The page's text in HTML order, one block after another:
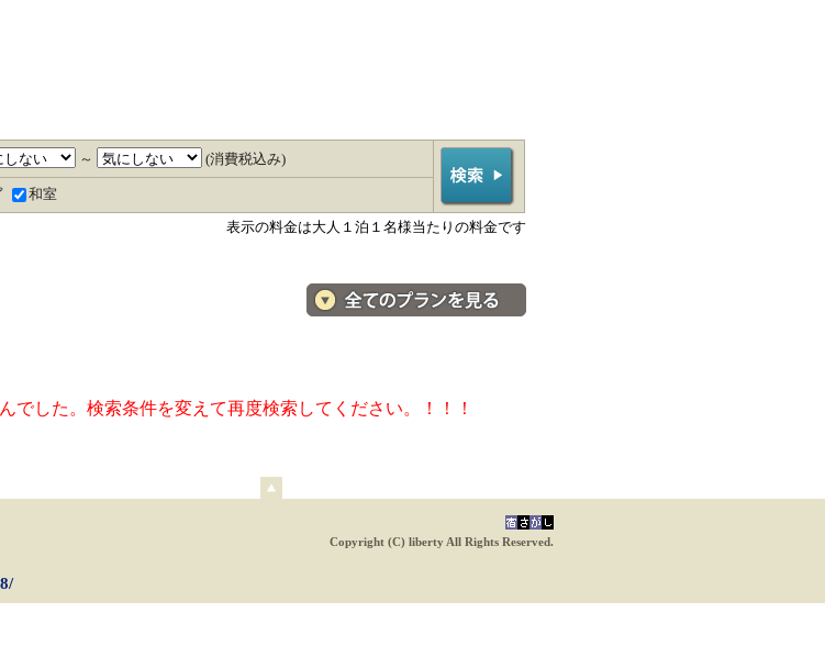
～ (消費税込み)
和室
表示の料金は大人１泊１名様当たりの料金です
料金・宿泊プラン一覧へ
でした。検索条件を変えて再度検索してください。！！！
ペ
Copyright (C) liberty All Rights Reserved.